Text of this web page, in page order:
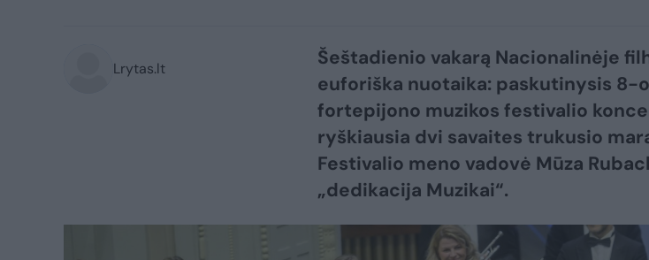
Lrytas.lt
Šeštadienio vakarą Nacionalinėje
euforiška nuotaika: paskutinysis 8-
fortepijono muzikos festivalio
ryškiausia dvi savaites trukusio
Festivalio meno vadovė Mūza
„dedikacija Muzikai“.